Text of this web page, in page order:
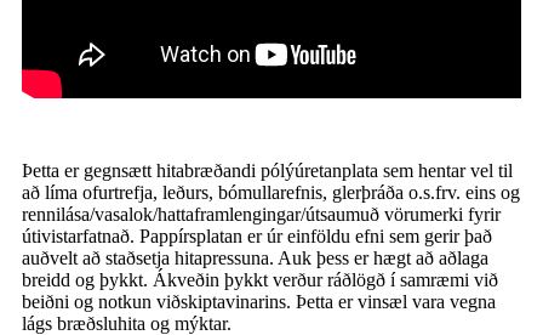
Þetta er gegnsætt hitabræðandi pólýúretanplata sem hentar vel til
að líma ofurtrefja, leðurs, bómullarefnis, glerþráða o.s.frv. eins og
rennilása/vasalok/hattaframlengingar/útsaumuð vörumerki fyrir
útivistarfatnað. Pappírsplatan er úr einföldu efni sem gerir það
auðvelt að staðsetja hitapressuna. Auk þess er hægt að aðlaga
breidd og þykkt. Ákveðin þykkt verður ráðlögð í samræmi við
beiðni og notkun viðskiptavinarins. Þetta er vinsæl vara vegna
lágs bræðsluhita og mýktar.